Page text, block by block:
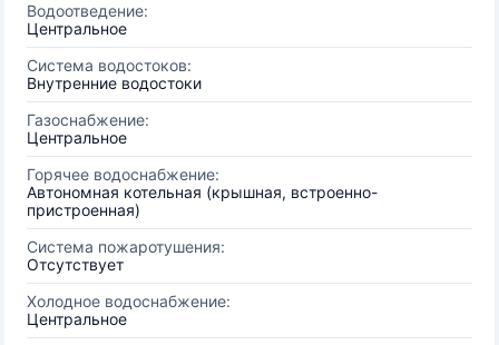
Водоотведение:
Центральное
Система водостоков:
Внутренние водостоки
Газоснабжение:
Центральное
Горячее водоснабжение:
Автономная котельная (крышная, встроенно-
пристроенная)
Система пожаротушения:
Отсутствует
Холодное водоснабжение:
Центральное